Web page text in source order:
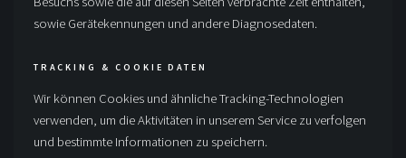
sowie Gerätekennungen und andere Diagnosedaten.
TRACKING & COOKIE DATEN
Wir können Cookies und ähnliche Tracking-Technologien
verwenden, um die Aktivitäten in unserem Service zu verfolgen
und bestimmte Informationen zu speichern.